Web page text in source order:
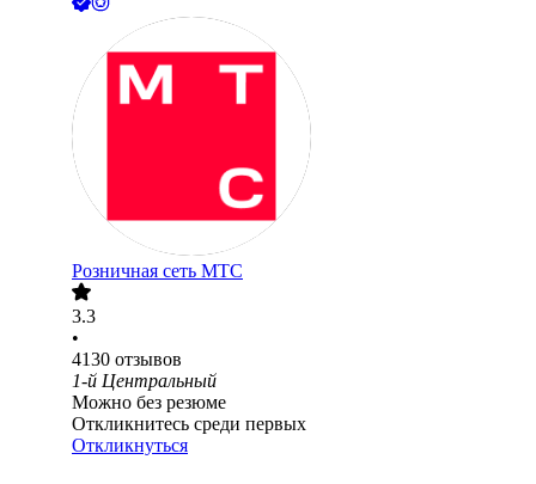
Розничная сеть МТС
3.3
•
4130 отзывов
1-й Центральный
Можно без резюме
Откликнитесь среди первых
Откликнуться